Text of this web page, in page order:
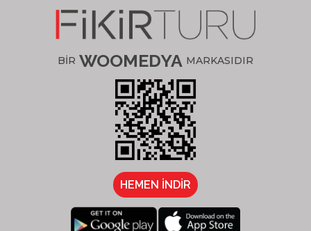
BİR WOOMEDYA MARKASIDIR
HEMEN İNDİR